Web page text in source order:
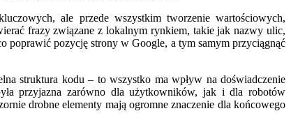
ale przede wszystkim tworzenie wartościowych,
frazy związane z lokalnym rynkiem, takie jak nazwy ulic,
poprawić pozycję strony w Google, a tym samym przyciągnąć
struktura kodu – to wszystko ma wpływ na doświadczenie
przyjazna zarówno dla użytkowników, jak i dla robotów
drobne elementy mają ogromne znaczenie dla końcowego